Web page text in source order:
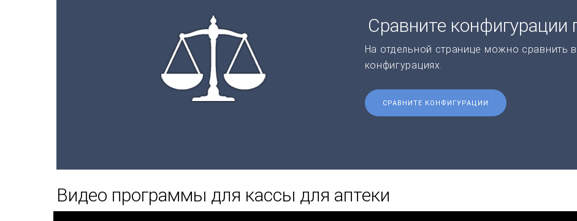
Сравните
На отдельной странице можно сравнить
конфигурациях.
СРАВНИТЕ КОНФИГУРАЦИИ
Видео программы для кассы для аптеки